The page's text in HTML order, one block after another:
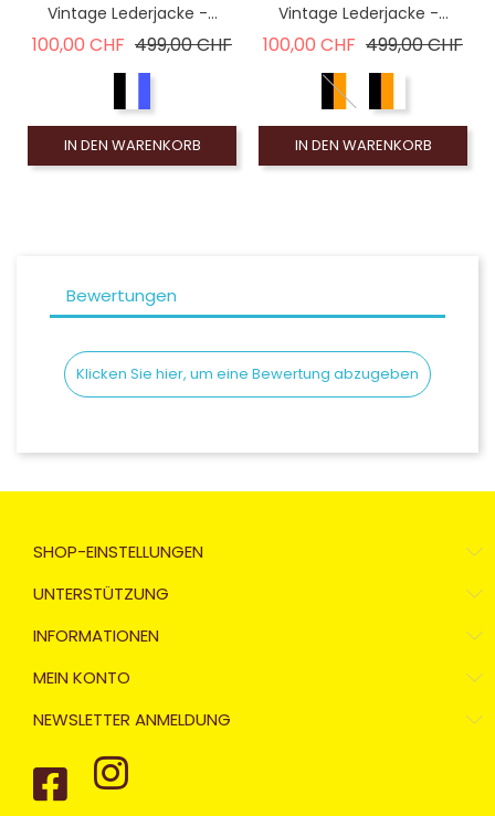
Vintage Lederjacke -...
100,00 CHF Verkaufspreis
499,00 CHFPreis
IN DEN WARENKORB
Vintage Lederjacke -...
100,00 CHF Verkaufspreis
499,00 CHF
IN DEN WARENKORB
Bewertungen
Klicken Sie hier, um eine Bewertung abzugeben
SHOP-EINSTELLUNGEN
UNTERSTÜTZUNG
INFORMATIONEN
MEIN KONTO
NEWSLETTER ANMELDUNG